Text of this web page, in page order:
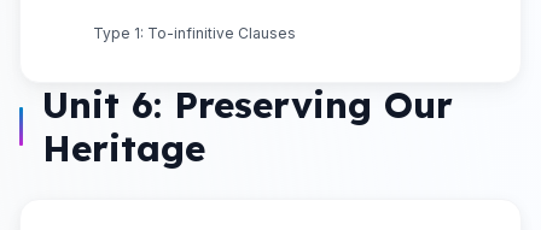
Type 1: To-infinitive Clauses
Unit 6: Preserving Our
Heritage